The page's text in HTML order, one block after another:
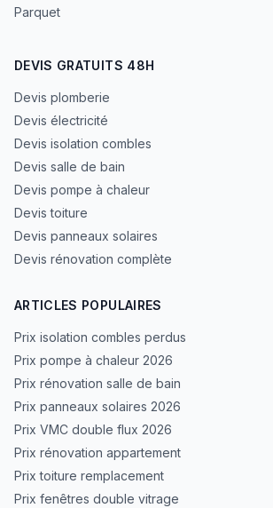
Parquet
DEVIS GRATUITS 48H
Devis plomberie
Devis électricité
Devis isolation combles
Devis salle de bain
Devis pompe à chaleur
Devis toiture
Devis panneaux solaires
Devis rénovation complète
ARTICLES POPULAIRES
Prix isolation combles perdus
Prix pompe à chaleur 2026
Prix rénovation salle de bain
Prix panneaux solaires 2026
Prix VMC double flux 2026
Prix rénovation appartement
Prix toiture remplacement
Prix fenêtres double vitrage